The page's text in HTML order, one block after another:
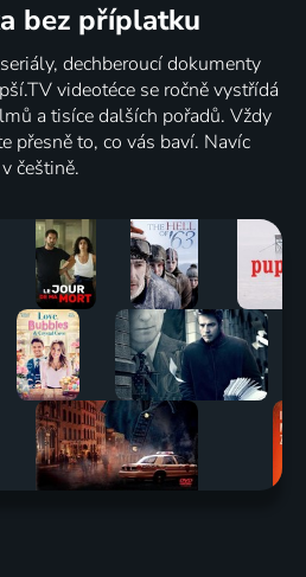
bez příplatku
dechberoucí dokumenty
videotéce se ročně vystřídá
a tisíce dalších pořadů. Vždy
přesně to, co vás baví. Navíc
v češtině.